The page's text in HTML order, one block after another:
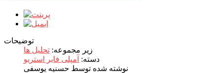
توضیحات
زیر مجموعه: تحلیل ها
دسته: آمپلی فایر استریو
نوشته شده توسط حسنیه یوسفی